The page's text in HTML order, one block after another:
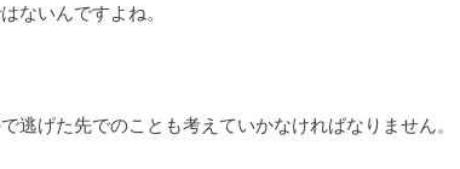
ないんですよね。
逃げた先でのことも考えていかなければなりません。